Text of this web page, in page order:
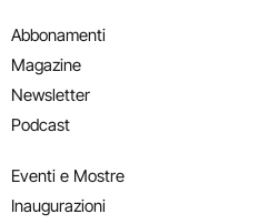
Abbonamenti
Magazine
Newsletter
Podcast
Eventi e Mostre
Inaugurazioni